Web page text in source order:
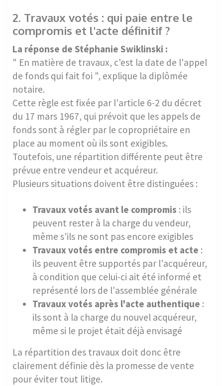
2. Travaux votés : qui paie entre le
compromis et l'acte définitif ?
La réponse de Stéphanie Swiklinski :
" En matière de travaux, c'est la date de l'appel
de fonds qui fait foi ", explique la diplômée
notaire.
Cette règle est fixée par l'article 6-2 du décret
du 17 mars 1967, qui prévoit que les appels de
fonds sont à régler par le copropriétaire en
place au moment où ils sont exigibles.
Toutefois, une répartition différente peut être
prévue entre vendeur et acquéreur.
Plusieurs situations doivent être distinguées :
Travaux votés avant le compromis : ils
peuvent rester à la charge du vendeur,
même s'ils ne sont pas encore exigibles
Travaux votés entre compromis et acte :
ils peuvent être supportés par l'acquéreur,
à condition que celui-ci ait été informé et
représenté lors de l'assemblée générale
Travaux votés après l'acte authentique :
ils sont à la charge du nouvel acquéreur,
même si le projet était déjà envisagé
La répartition des travaux doit donc être
clairement définie dès la promesse de vente
pour éviter tout litige.